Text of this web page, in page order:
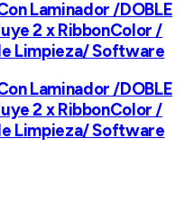
Laminador /DOBLE
2 x RibbonColor /
Limpieza/ Software
Laminador /DOBLE
2 x RibbonColor /
Limpieza/ Software